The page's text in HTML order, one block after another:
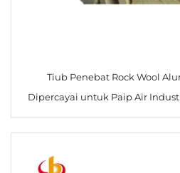
Tiub Penebat Rock Wool
Dipercayai untuk Paip Air
sebagai